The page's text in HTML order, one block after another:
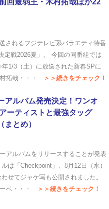
回最弱王・木村拓哉ほか22
されるフジテレビ系バラエティ特番
定戦2026夏」。 今回の同番組では
1/3（土）に放送された新春SPに
拓哉・・・
＞＞続きをチェック！
アルバム発売決定！ワンオ
ーティストと最強タッグ
まとめ）
アルバムをリリースすることが発表
は「Checkpoint」、8月12日（水）
せてジャケ写も公開されました。
ベ・・・
＞＞続きをチェック！